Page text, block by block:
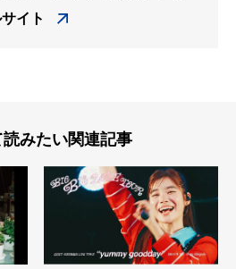
イト
みたい関連記事